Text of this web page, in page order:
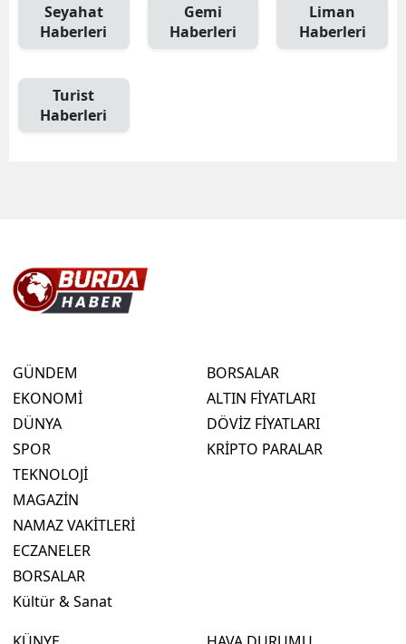
Seyahat
Haberleri
Gemi
Haberleri
Liman
Haberleri
Turist
Haberleri
GÜNDEM
EKONOMİ
DÜNYA
SPOR
TEKNOLOJİ
MAGAZİN
NAMAZ VAKİTLERİ
ECZANELER
BORSALAR
Kültür & Sanat
BORSALAR
ALTIN FİYATLARI
DÖVİZ FİYATLARI
KRİPTO PARALAR